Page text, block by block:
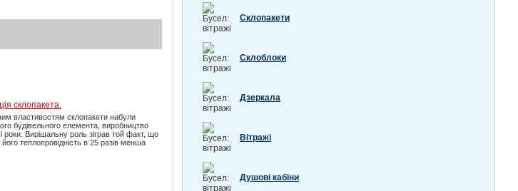
склопакета.
властивостям склопакети набули
будівельного елемента, виробництво
роки. Вирішальну роль зіграв той факт, що
теплопровідність в 25 разів менша
Склопакети
Склоблоки
Дзеркала
Вітражі
Душові кабіни